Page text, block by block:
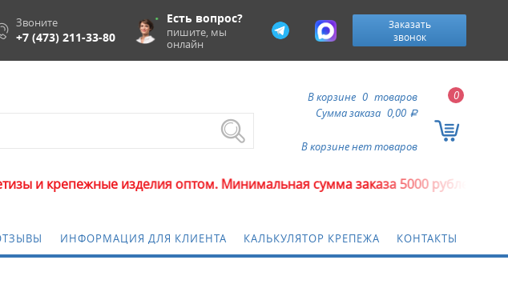
Есть вопрос?
пишите, мы
онлайн
Звоните
+7 (473) 211-33-80
Заказать
звонок
0
В корзине 0 товаров
Сумма заказа 0,00 a
В корзине нет товаров
крепежные изделия оптом. Минимальная сумма заказа 5000 рублей.
ИНФОРМАЦИЯ ДЛЯ КЛИЕНТА КАЛЬКУЛЯТОР КРЕПЕЖА КОНТАКТЫ